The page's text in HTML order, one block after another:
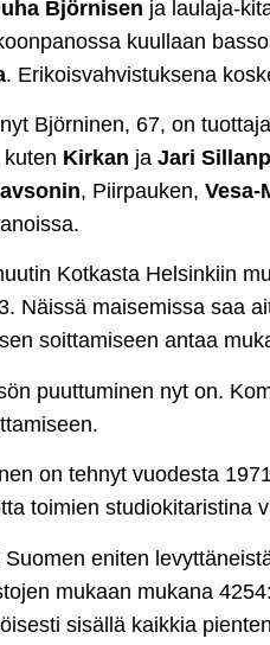
Björnisen ja laulaja-
kuullaan
. Erikoisvahvistuksena
Björninen, 67, on
Kirkan ja Jari
, Piirpauken, Vesa-
Kotkasta Helsinkiin
Näissä maisemissa saa
soittamiseen antaa
puuttuminen nyt on.
on tehnyt vuodesta
toimien studiokitaristina
eniten
mukaan mukana
sisällä kaikkia